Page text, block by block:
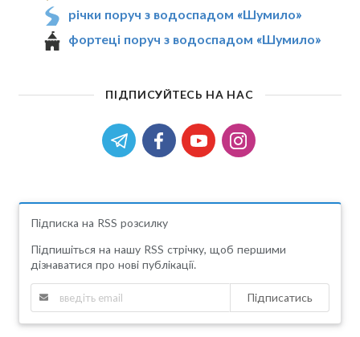
річки поруч з водоспадом «Шумило»
фортеці поруч з водоспадом «Шумило»
ПІДПИСУЙТЕСЬ НА НАС
Підписка на RSS розсилку
Підпишіться на нашу RSS стрічку, щоб першими
дізнаватися про нові публікації.
Підписатись